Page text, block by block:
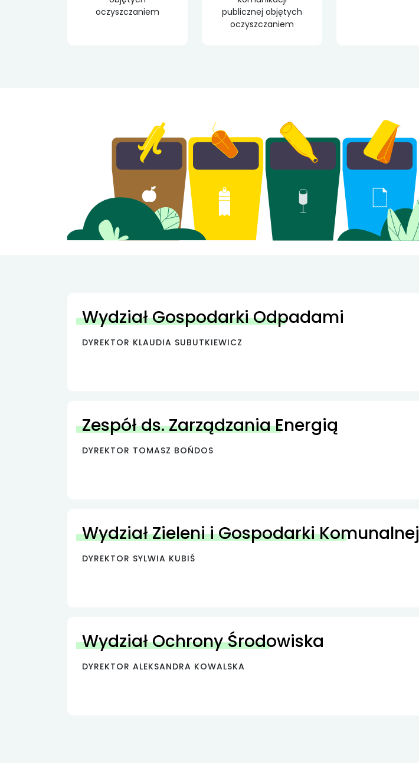
oczyszczaniem
publicznej objętych
oczyszczaniem
Wydział Gospodarki Odpadami
DYREKTOR KLAUDIA SUBUTKIEWICZ
Zespół ds. Zarządzania Energią
DYREKTOR TOMASZ BOŃDOS
Wydział Zieleni i Gospodarki Komunalnej
DYREKTOR SYLWIA KUBIŚ
Wydział Ochrony Środowiska
DYREKTOR ALEKSANDRA KOWALSKA